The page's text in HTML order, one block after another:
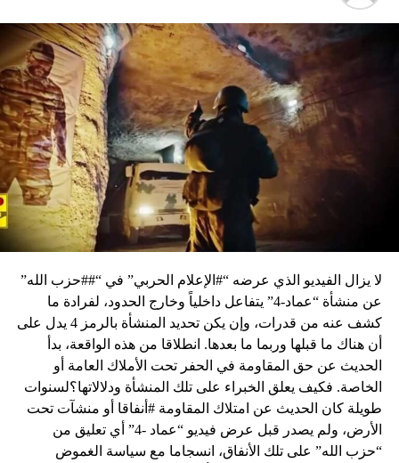
لا يزال الفيديو الذي عرضه “#الإعلام الحربي” في “##حزب الله”
عن منشأة “عماد-4” يتفاعل داخلياً وخارج الحدود، لفرادة ما
كشف عنه من قدرات، وإن يكن تحديد المنشأة بالرمز 4 يدل على
أن هناك ما قبلها وربما ما بعدها. انطلاقا من هذه الواقعة، بدأ
الحديث عن حق المقاومة في الحفر تحت الأملاك العامة أو
الخاصة. فكيف يعلق الخبراء على تلك المنشأة ودلالاتها؟لسنوات
طويلة كان الحديث عن امتلاك المقاومة #أنفاقا أو منشآت تحت
الأرض، ولم يصدر قبل عرض فيديو “عماد -4” أي تعليق من
“حزب الله” على تلك الأنفاق، انسجاما مع سياسة الغموض